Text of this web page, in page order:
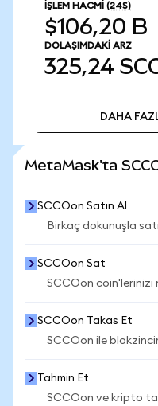
İŞLEM HACMI (24S)
$106,20 B
DOLAŞIMDAKI ARZ
325,24
DAHA
MetaMask'ta
SCCOon Satın Al
Birkaç dokunuşla
SCCOon Sat
SCCOon coin'lerinizi
SCCOon Takas Et
SCCOon ile
Tahmin Et
SCCOon ve kripto